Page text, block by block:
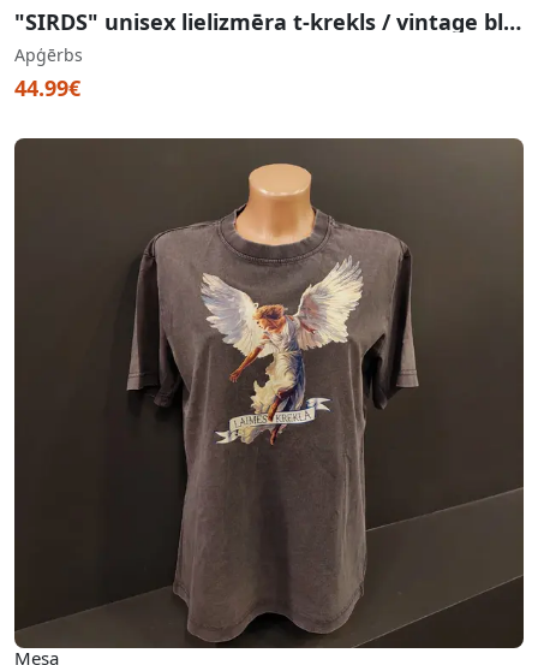
"SIRDS" unisex lielizmēra t-krekls / vintage blue
Apģērbs
44.99€
Mesa